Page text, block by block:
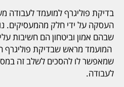
בדיקת פוליגרף למועמד לעבודה
העסקה על ידי חלק מהמעסיקים.
שבהם אמון וביטחון הם חשיבות
המועמד מראש שבדיקת פוליגרף
שמאפשר לו להסכים לשלב זה
לעבודה.